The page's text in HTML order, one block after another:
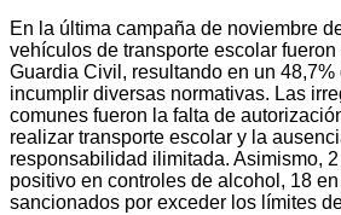
En la última campaña de noviembre
vehículos de transporte escolar
Guardia Civil, resultando en un
incumplir diversas normativas. Las
comunes fueron la falta de
realizar transporte escolar y la
responsabilidad ilimitada. Asimismo,
positivo en controles de alcohol, 18
sancionados por exceder los límites